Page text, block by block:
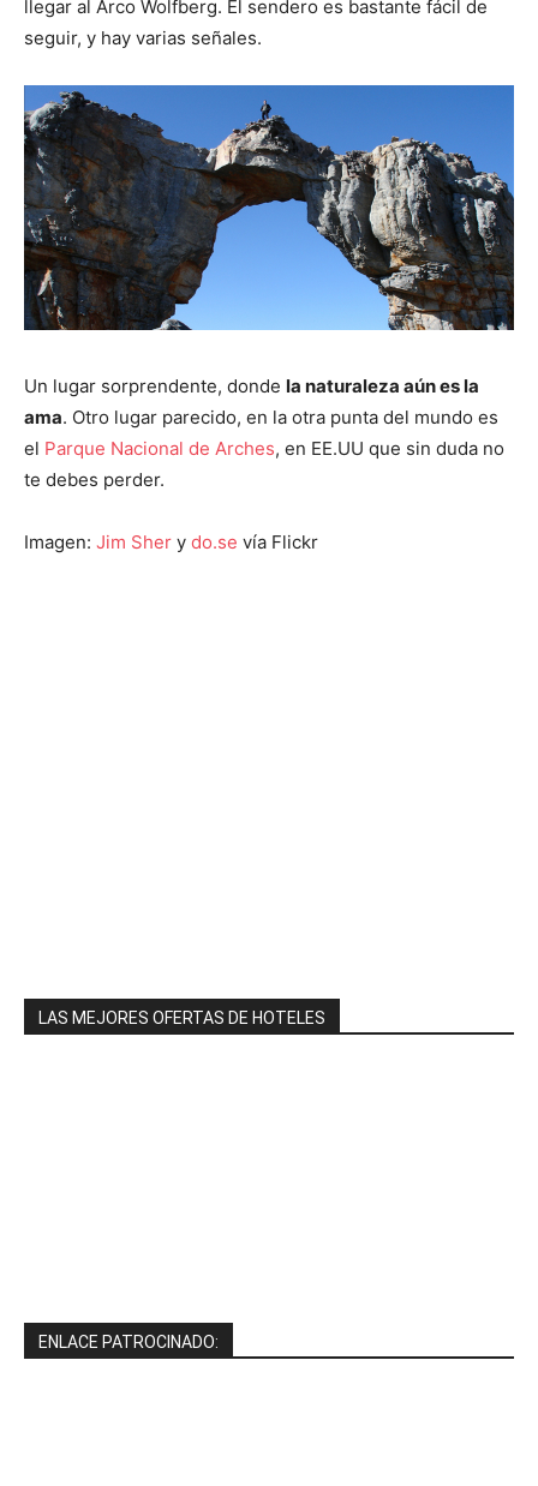
llegar al Arco Wolfberg. El sendero es bastante fácil de
seguir, y hay varias señales.
Un lugar sorprendente, donde la naturaleza aún es la
ama. Otro lugar parecido, en la otra punta del mundo es
el Parque Nacional de Arches, en EE.UU que sin duda no
te debes perder.
Imagen: Jim Sher y do.se vía Flickr
LAS MEJORES OFERTAS DE HOTELES
ENLACE PATROCINADO: